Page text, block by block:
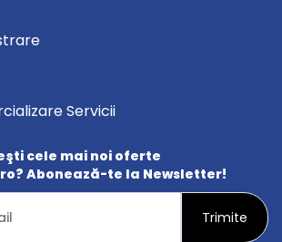
Servicii
cele mai noi oferte
Abonează-te la Newsletter!